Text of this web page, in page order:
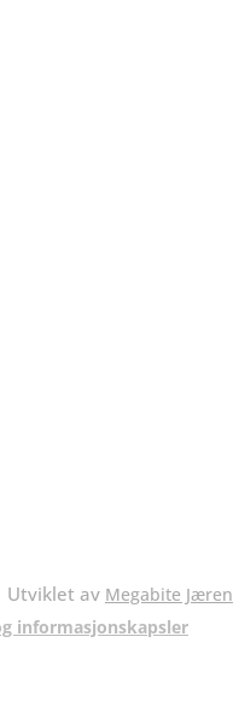
Utviklet av Megabite Jæren
informasjonskapsler